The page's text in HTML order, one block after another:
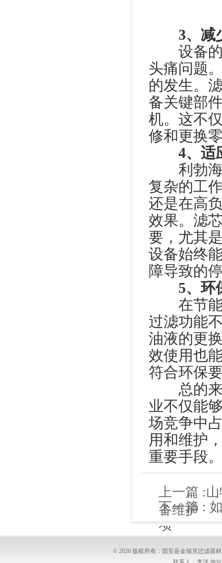
3、减
设备的
头痛问题
的发生。
备关键部
机。这不
修和更换
4、适
利勃海
复杂的工
还是在高
效果。滤
要，尤其
设备始终
障导致的
5、环
在节能
过滤功能
油液的更
效使用也
符合环保
总的来
业不仅能
场竞争中
用和维护
重要手段
上一篇 :
备维护
下一篇 :
项
© 2026 版权所有：固安县金瑞克过滤器